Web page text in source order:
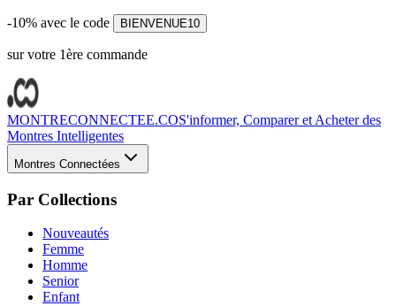
-10% avec le code BIENVENUE10
sur votre 1ère commande
MONTRECONNECTEE.COS'informer, Comparer et Acheter des
Montres Intelligentes
Montres Connectées
Par Collections
Nouveautés
Femme
Homme
Senior
Enfant